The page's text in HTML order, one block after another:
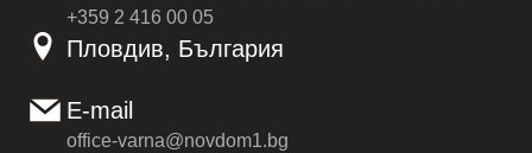
+359 2 416 00 05
Пловдив, България
E-mail
office-varna@novdom1.bg